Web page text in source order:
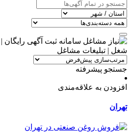
جستجو پیشرفته
افزودن به علاقه‌مندی
تهران